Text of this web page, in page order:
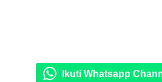
Ikuti Whatsapp